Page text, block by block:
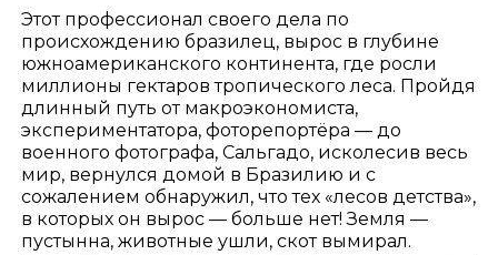
Этот профессионал своего дела по
происхождению бразилец, вырос в глубине
южноамериканского континента, где росли
миллионы гектаров тропического леса. Пройдя
длинный путь от макроэкономиста,
экспериментатора, фоторепортёра — до
военного фотографа, Сальгадо, исколесив весь
мир, вернулся домой в Бразилию и с
сожалением обнаружил, что тех «лесов детства»,
в которых он вырос — больше нет! Земля —
пустынна, животные ушли, скот вымирал.